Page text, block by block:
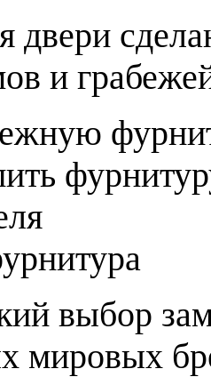
двери
и
выбор
мировых